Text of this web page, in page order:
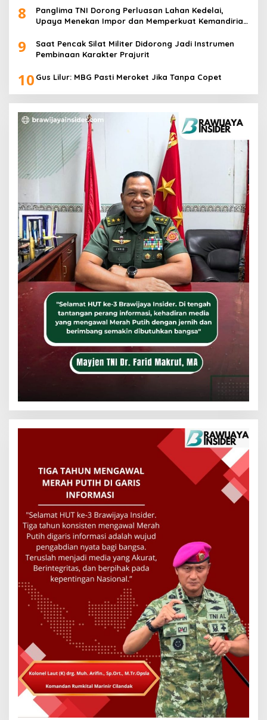
8
Panglima TNI Dorong Perluasan Lahan Kedelai,
Upaya Menekan Impor dan Memperkuat Kemandirian
9
Saat Pencak Silat Militer Didorong Jadi Instrumen
Pembinaan Karakter Prajurit
10 Gus Lilur: MBG Pasti Meroket Jika Tanpa Copet